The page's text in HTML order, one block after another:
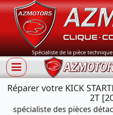
Spécialiste de la pièce
Réparer votre KICK
2T
spécialiste des pièces